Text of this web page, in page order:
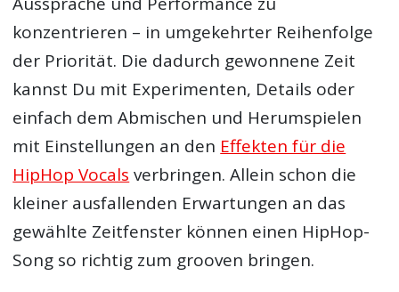
konzentrieren – in umgekehrter Reihenfolge
der Priorität. Die dadurch gewonnene Zeit
kannst Du mit Experimenten, Details oder
einfach dem Abmischen und Herumspielen
mit Einstellungen an den Effekten für die
HipHop Vocals verbringen. Allein schon die
kleiner ausfallenden Erwartungen an das
gewählte Zeitfenster können einen HipHop-
Song so richtig zum grooven bringen.